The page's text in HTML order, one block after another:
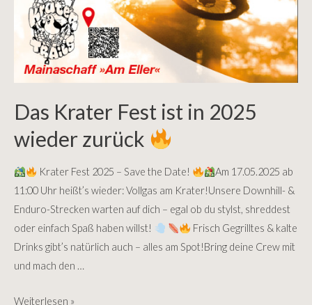
Das Krater Fest ist in 2025
wieder zurück
Krater Fest 2025 – Save the Date!
Am 17.05.2025 ab
11:00 Uhr heißt’s wieder: Vollgas am Krater!Unsere Downhill- &
Enduro-Strecken warten auf dich – egal ob du stylst, shreddest
oder einfach Spaß haben willst!
Frisch Gegrilltes & kalte
Drinks gibt’s natürlich auch – alles am Spot!Bring deine Crew mit
und mach den …
Das
Weiterlesen »